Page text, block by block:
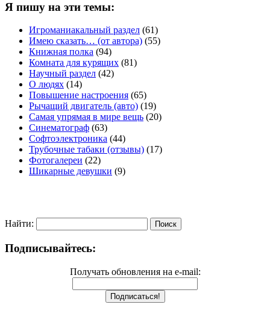
Я пишу на эти темы:
Игроманиакальный раздел (61)
Имею сказать… (от автора) (55)
Книжная полка (94)
Комната для курящих (81)
Научный раздел (42)
О людях (14)
Повышение настроения (65)
Рычащий двигатель (авто) (19)
Самая упрямая в мире вещь (20)
Синематограф (63)
Софтоэлектроника (44)
Трубочные табаки (отзывы) (17)
Фотогалереи (22)
Шикарные девушки (9)
Найти:
Подписывайтесь:
Получать обновления на e-mail: